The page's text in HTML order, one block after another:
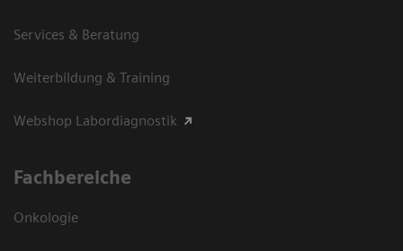
Services & Beratung
Weiterbildung & Training
Webshop Labordiagnostik
Fachbereiche
Onkologie